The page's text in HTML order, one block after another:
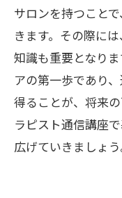
サロンを持つこと
きます。その際に
知識も重要となり
アの第一歩であり
得ることが、将来
ラピスト通信講座
広げていきましょう